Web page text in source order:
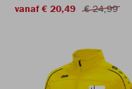
vanaf € 20,49
€ 24,99